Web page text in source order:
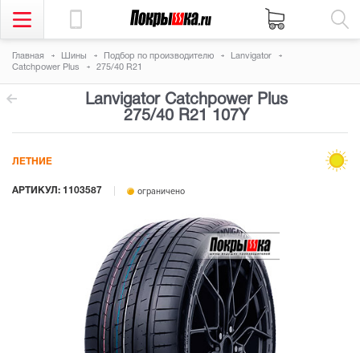
Главная Шины Подбор по производителю
Lanvigator
Catchpower Plus
275/40 R21
Lanvigator Catchpower Plus
275/40 R21 107Y
АРТИКУЛ: 1103587 ограничено
ЛЕТНИЕ